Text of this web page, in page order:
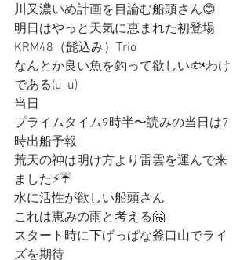
川又濃いめ計画を目論む船頭さん😊
明日はやっと天気に恵まれた初登場
KRM48（髭込み）Trio
なんとか良い魚を釣って欲しい🐟わけ
である(u_u)
当日
プライムタイム9時半〜読みの当日は7
時出船予報
荒天の神は明け方より雷雲を運んで来
ました⚡️☔️
水に活性が欲しい船頭さん
これは恵みの雨と考える🤗
スタート時に下げっぱな釜口山でライ
ズを期待